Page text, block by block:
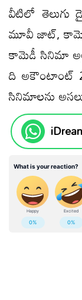
వీటిలో తెలుగు
మూవీ జాట్, కామెడీ
కామెడీ సినిమా
ది అకౌంటాంట్
సినిమాలను